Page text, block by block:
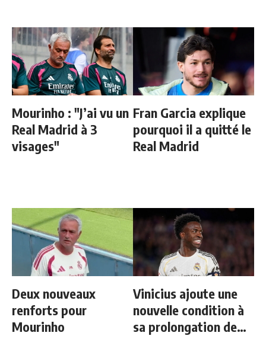
Mourinho : "J’ai vu un
Real Madrid à 3
visages"
Fran Garcia explique
pourquoi il a quitté le
Real Madrid
Deux nouveaux
renforts pour
Mourinho
Vinicius ajoute une
nouvelle condition à
sa prolongation de